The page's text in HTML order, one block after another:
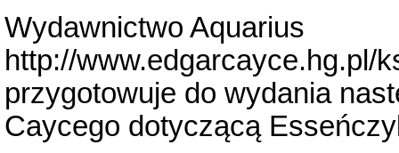
Wydawnictwo Aquarius
http://www.edgarcayce.hg.pl/
przygotowuje do wydania
Caycego dotyczącą